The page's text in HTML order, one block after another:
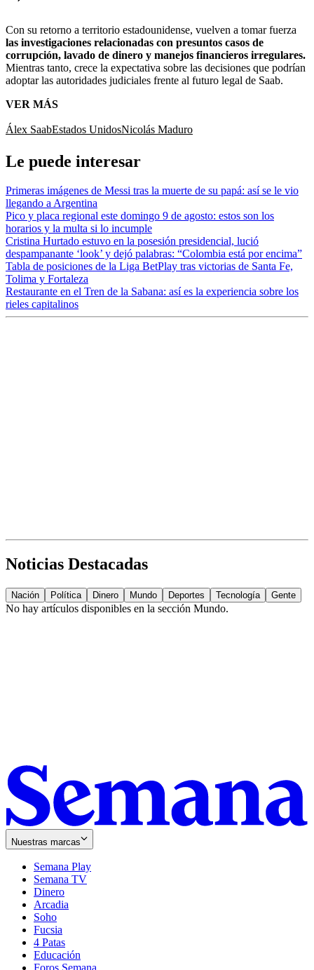
Con su retorno a territorio estadounidense, vuelven a tomar fuerza
las investigaciones relacionadas con presuntos casos de
corrupción, lavado de dinero y manejos financieros irregulares.
Mientras tanto, crece la expectativa sobre las decisiones que podrían
adoptar las autoridades judiciales frente al futuro legal de Saab.
VER MÁS
Álex SaabEstados UnidosNicolás Maduro
Le puede interesar
Primeras imágenes de Messi tras la muerte de su papá: así se le vio
llegando a Argentina
Pico y placa regional este domingo 9 de agosto: estos son los
horarios y la multa si lo incumple
Cristina Hurtado estuvo en la posesión presidencial, lució
despampanante ‘look’ y dejó palabras: “Colombia está por encima”
Tabla de posiciones de la Liga BetPlay tras victorias de Santa Fe,
Tolima y Fortaleza
Restaurante en el Tren de la Sabana: así es la experiencia sobre los
rieles capitalinos
Noticias Destacadas
Nación Política Dinero Mundo Deportes Tecnología Gente
No hay artículos disponibles en la sección Mundo.
Nuestras marcas
Semana Play
Semana TV
Dinero
Arcadia
Soho
in
new
window
Fucsia
in
new
window
4 Patas
Educación
Foros Semana